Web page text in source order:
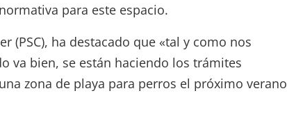
para este espacio.
(PSC), ha destacado que «tal y como nos
va bien, se están haciendo los trámites
zona de playa para perros el próximo verano